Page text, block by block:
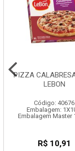
PIZZA
LEBON
Código: 40676
Embalagem:
Embalagem Master
R$ 10,91